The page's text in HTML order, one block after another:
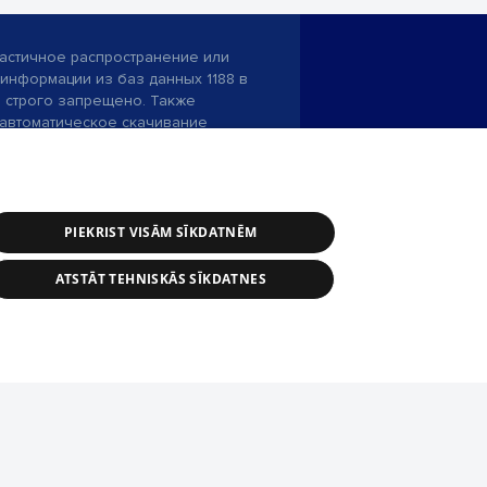
распространение или
из баз данных 1188 в
запрещено. Также
скачивание
портала: э-почта -info@1188.lv
Helio Media2004-2026
PIEKRIST VISĀM SĪKDATNĒM
ATSTĀT TEHNISKĀS SĪKDATNES